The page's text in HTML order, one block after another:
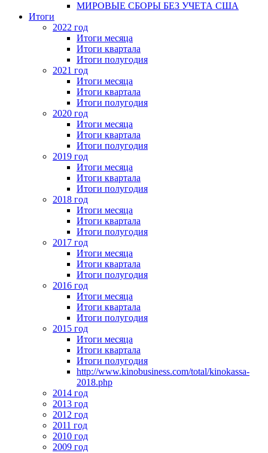
МИРОВЫЕ СБОРЫ БЕЗ УЧЕТА США
Итоги
2022 год
Итоги месяца
Итоги квартала
Итоги полугодия
2021 год
Итоги месяца
Итоги квартала
Итоги полугодия
2020 год
Итоги месяца
Итоги квартала
Итоги полугодия
2019 год
Итоги месяца
Итоги квартала
Итоги полугодия
2018 год
Итоги месяца
Итоги квартала
Итоги полугодия
2017 год
Итоги месяца
Итоги квартала
Итоги полугодия
2016 год
Итоги месяца
Итоги квартала
Итоги полугодия
2015 год
Итоги месяца
Итоги квартала
Итоги полугодия
http://www.kinobusiness.com/total/kinokassa-
2018.php
2014 год
2013 год
2012 год
2011 год
2010 год
2009 год